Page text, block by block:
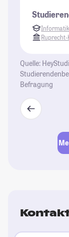
Informatik
Quelle:
Befragung